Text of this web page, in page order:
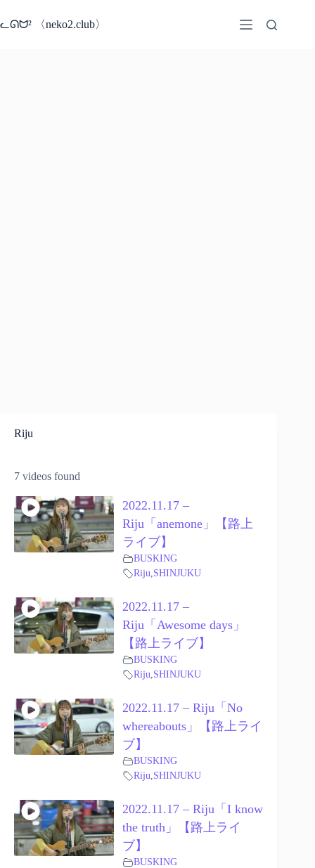
ン
ᓚᘏᗢ² 〈neko2.club〉
Riju
7 videos found
2022.11.17 –
Riju「anemone」【路上
ライブ】
BUSKING
Riju SHINJUKU
2022.11.17 –
Riju「Awesome days」
【路上ライブ】
BUSKING
Riju SHINJUKU
2022.11.17 – Riju「No
whereabouts」【路上ライ
ブ】
BUSKING
Riju SHINJUKU
2022.11.17 – Riju「I know
the truth」【路上ライ
ブ】
BUSKING